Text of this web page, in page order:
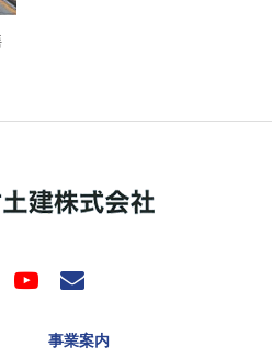
事業案内